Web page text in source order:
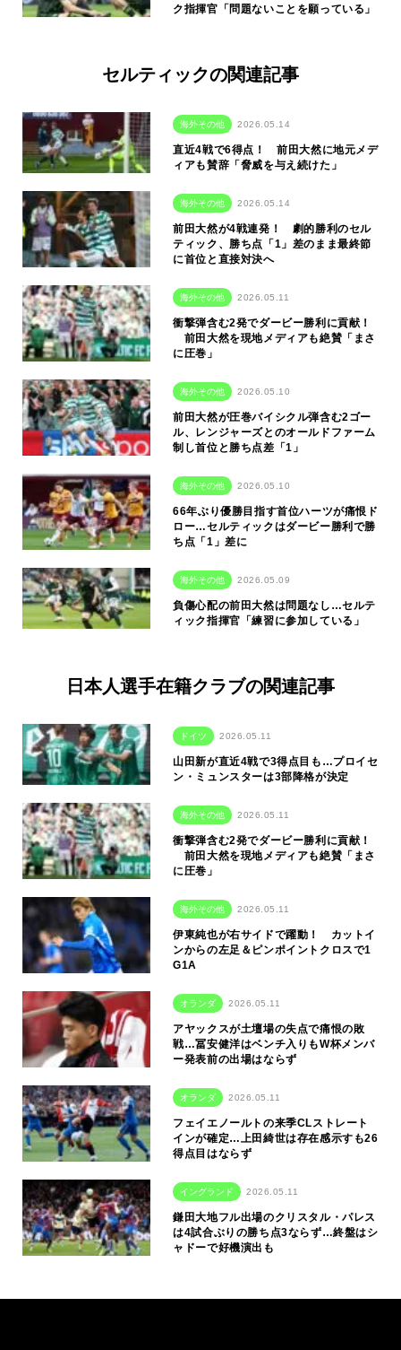
ク指揮官「問題ないことを願っている」
セルティックの関連記事
海外その他 2026.05.14
直近4戦で6得点！ 前田大然に地元メデ
ィアも賛辞「脅威を与え続けた」
海外その他 2026.05.14
前田大然が4戦連発！ 劇的勝利のセル
ティック、勝ち点「1」差のまま最終節
に首位と直接対決へ
海外その他 2026.05.11
衝撃弾含む2発でダービー勝利に貢献！
前田大然を現地メディアも絶賛「まさ
に圧巻」
海外その他 2026.05.10
前田大然が圧巻バイシクル弾含む2ゴー
ル、レンジャーズとのオールドファーム
制し首位と勝ち点差「1」
海外その他 2026.05.10
66年ぶり優勝目指す首位ハーツが痛恨ド
ロー…セルティックはダービー勝利で勝
ち点「1」差に
海外その他 2026.05.09
負傷心配の前田大然は問題なし…セルテ
ィック指揮官「練習に参加している」
日本人選手在籍クラブの関連記事
ドイツ 2026.05.11
山田新が直近4戦で3得点目も…プロイセ
ン・ミュンスターは3部降格が決定
海外その他 2026.05.11
衝撃弾含む2発でダービー勝利に貢献！
前田大然を現地メディアも絶賛「まさ
に圧巻」
海外その他 2026.05.11
伊東純也が右サイドで躍動！ カットイ
ンからの左足＆ピンポイントクロスで1
G1A
オランダ 2026.05.11
アヤックスが土壇場の失点で痛恨の敗
戦…冨安健洋はベンチ入りもW杯メンバ
ー発表前の出場はならず
オランダ 2026.05.11
フェイエノールトの来季CLストレート
インが確定…上田綺世は存在感示すも26
得点目はならず
イングランド 2026.05.11
鎌田大地フル出場のクリスタル・パレス
は4試合ぶりの勝ち点3ならず…終盤はシ
ャドーで好機演出も